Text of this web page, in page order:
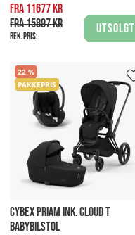
Fra 11677 kr
Fra 15897 kr
Rek. pris:
Utsolgt
22
PAKKEPRIS
CYBEX PRIAM INK. CLOUD T
BABYBILSTOL